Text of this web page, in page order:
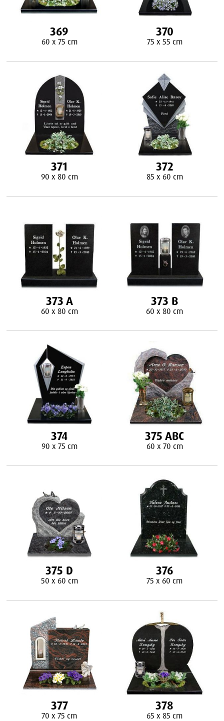
369
60 x 75 cm
370
75 x 55 cm
371
90 x 80 cm
372
85 x 60 cm
373 A
60 x 80 cm
373 B
60 x 80 cm
374
90 x 75 cm
375 ABC
60 x 70 cm
375 D
50 x 60 cm
376
75 x 60 cm
377
70 x 75 cm
378
65 x 85 cm